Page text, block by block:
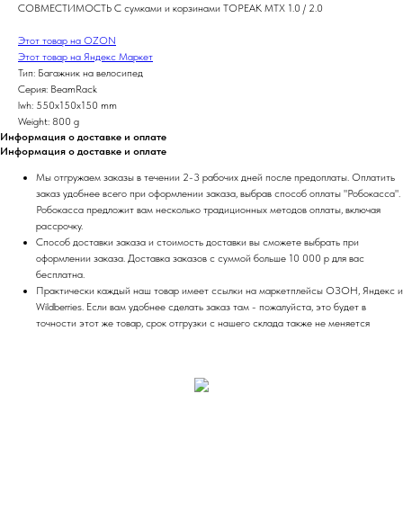
СОВМЕСТИМОСТЬ С сумками и корзинами TOPEAK MTX 1.0 / 2.0
Этот товар на OZON
Этот товар на Яндекс Маркет
Тип: Багажник на велосипед
Серия: BeamRack
lwh: 550x150x150 mm
Weight: 800 g
Информация о доставке и оплате
Информация о доставке и оплате
Мы отгружаем заказы в течении 2-3 рабочих дней после предоплаты. Оплатить
заказ удобнее всего при оформлении заказа, выбрав способ оплаты "Робокасса".
Робокасса предложит вам несколько традиционных методов оплаты, включая
рассрочку.
Способ доставки заказа и стоимость доставки вы сможете выбрать при
оформлении заказа. Доставка заказов с суммой больше 10 000 р для вас
бесплатна.
Практически каждый наш товар имеет ссылки на маркетплейсы ОЗОН, Яндекс и
Wildberries. Если вам удобнее сделать заказ там - пожалуйста, это будет в
точности этот же товар, срок отгрузки с нашего склада также не меняется